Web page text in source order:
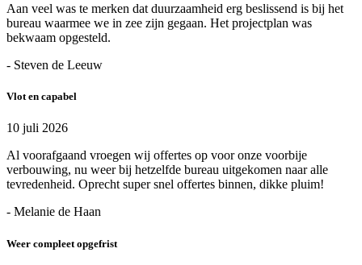
Aan veel was te merken dat duurzaamheid erg beslissend is bij het
bureau waarmee we in zee zijn gegaan. Het projectplan was
bekwaam opgesteld.
- Steven de Leeuw
Vlot en capabel
10 juli 2026
Al voorafgaand vroegen wij offertes op voor onze voorbije
verbouwing, nu weer bij hetzelfde bureau uitgekomen naar alle
tevredenheid. Oprecht super snel offertes binnen, dikke pluim!
- Melanie de Haan
Weer compleet opgefrist